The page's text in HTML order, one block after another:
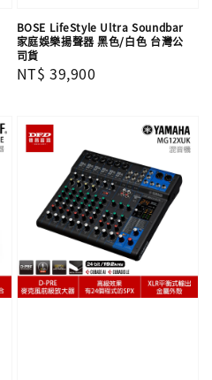
BOSE LifeStyle Ultra Soundbar
家庭娛樂揚聲器 黑色/白色 台灣公
司貨
Regular
NT$ 39,900